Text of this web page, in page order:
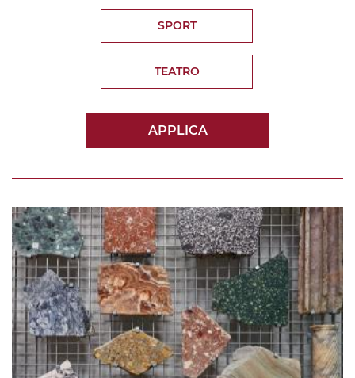
SPORT
TEATRO
APPLICA